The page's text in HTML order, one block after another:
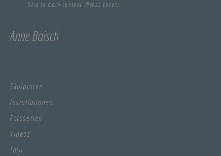
Skip to main content (Press Enter).
Anne Baisch
Skulpturen
Installationen
Fotoserien
Videos
Taiji